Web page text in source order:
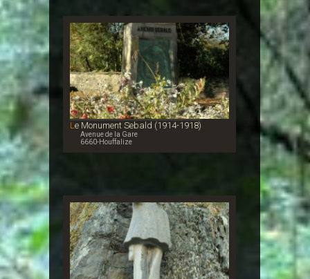
Le Monument Sebald (1914-1918)
Avenue de la Gare
6660-Houffalize